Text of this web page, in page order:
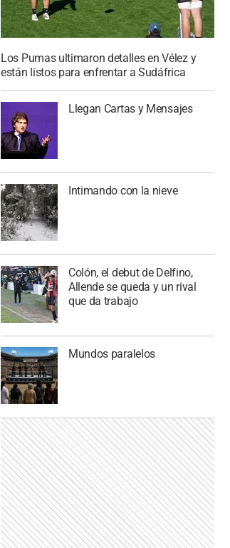
Los Pumas ultimaron detalles en Vélez y
están listos para enfrentar a Sudáfrica
Llegan Cartas y Mensajes
Intimando con la nieve
Colón, el debut de Delfino,
Allende se queda y un rival
que da trabajo
Mundos paralelos